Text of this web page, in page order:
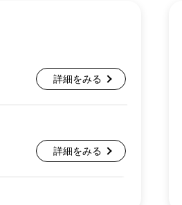
詳細をみる
詳細をみる